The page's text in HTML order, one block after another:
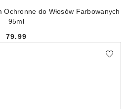
do Włosów Farbowanych
95ml
Cena:
79.99